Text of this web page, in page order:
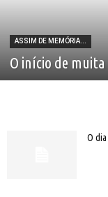
ASSIM DE MEMÓRIA...
O início de muita
O